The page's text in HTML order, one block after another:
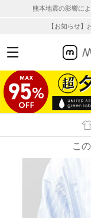
熊本地震の影響に
【お知らせ】
こ